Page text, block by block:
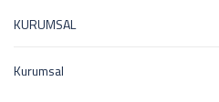
KURUMSAL
Kurumsal